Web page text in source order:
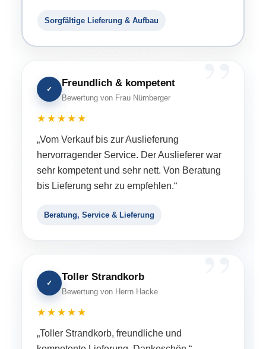
Sorgfältige Lieferung & Aufbau
✓
Freundlich & kompetent
Bewertung von Frau Nürnberger
★★★★★
„Vom Verkauf bis zur Auslieferung
hervorragender Service. Der Auslieferer war
sehr kompetent und sehr nett. Von Beratung
bis Lieferung sehr zu empfehlen.“
Beratung, Service & Lieferung
✓
Toller Strandkorb
Bewertung von Herrn Hacke
★★★★★
„Toller Strandkorb, freundliche und